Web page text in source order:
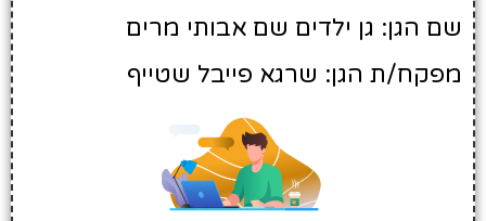
שם הגן: גן ילדים שם אבותי מרים
מפקח/ת הגן: שרגא פייבל שטייף